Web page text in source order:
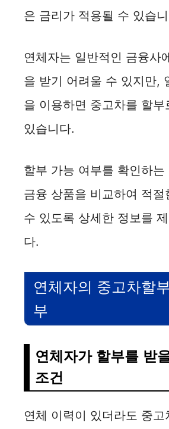
V
i
d
o
은 금리가 적용될 수 있습
연체자는 일반적인 금융사
을 받기 어려울 수 있지만,
을 이용하면 중고차를 할부
있습니다.
할부 가능 여부를 확인하는
금융 상품을 비교하여 적
수 있도록 상세한 정보를
다.
연체자의 중고차할
부
연체자가 할부를 받
조건
연체 이력이 있더라도 중고